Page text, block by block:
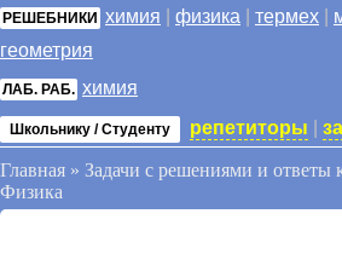
РЕШЕБНИКИ химия физика термех
геометрия
ЛАБ. РАБ. химия
Школьнику / Студенту репетиторы
Главная » Задачи с решениями и ответы
Физика